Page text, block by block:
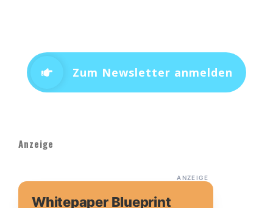
Zum Newsletter anmelden
Anzeige